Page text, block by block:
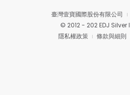
臺灣壹寶國際股份有限公司
© 2012 - 202 EDJ Silver
隱私權政策
條款與細則